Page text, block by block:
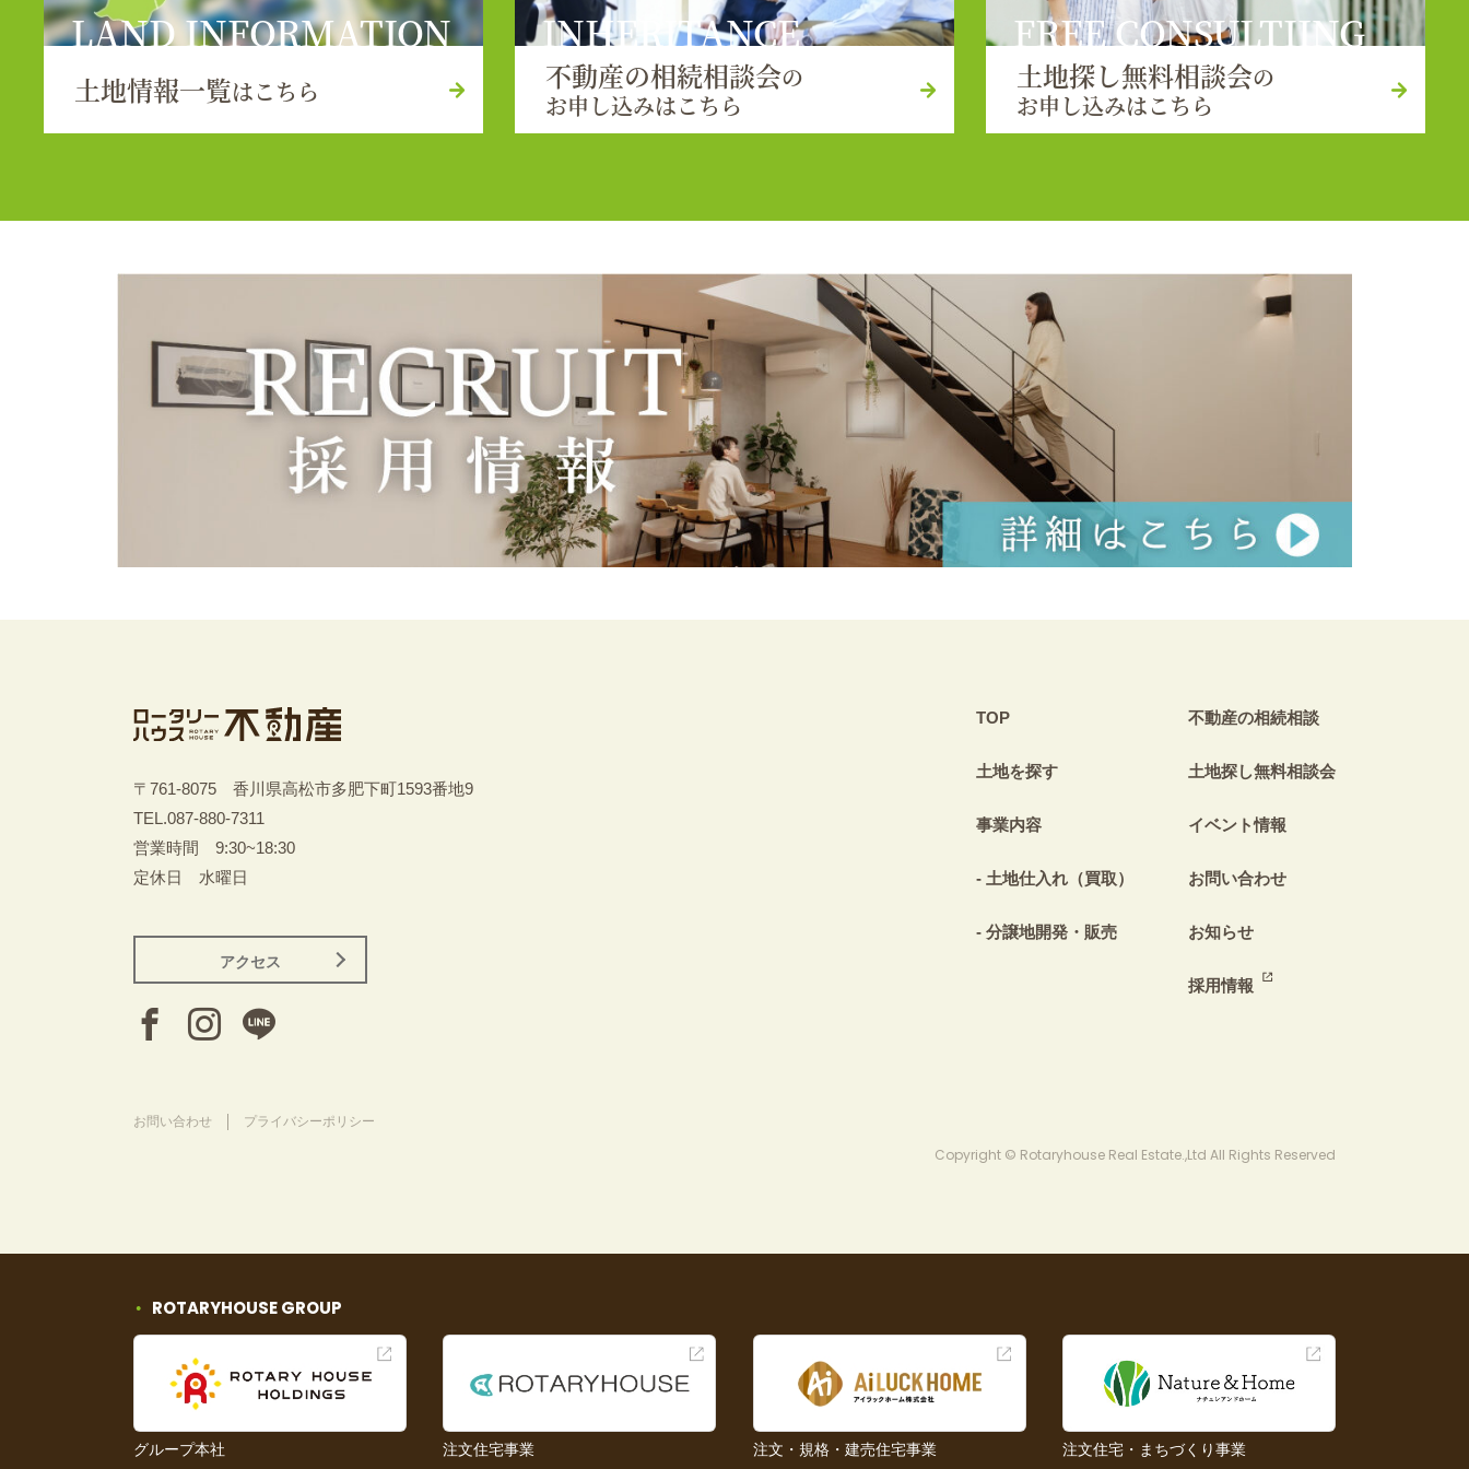
LAND INFORMATION
土地情報一覧はこちら
INHERITANCE
不動産の相続相談会の
お申し込みはこちら
FREE CONSULTIING
土地探し無料相談会の
お申し込みはこちら
TOP
土地を探す
事業内容
土地仕入れ（買取）
分譲地開発・販売
不動産の相続相談
土地探し無料相談会
イベント情報
お問い合わせ
お知らせ
採用情報
〒761-8075 香川県高松市多肥下町1593番地9
TEL.087-880-7311
営業時間 9:30~18:30
定休日 水曜日
アクセス
お問い合わせ プライバシーポリシー
Copyright © Rotaryhouse Real Estate.,Ltd All Rights Reserved
ROTARYHOUSE GROUP
グループ本社 注文住宅事業 注文・規格・建売住宅事業 注文住宅・まちづくり事業